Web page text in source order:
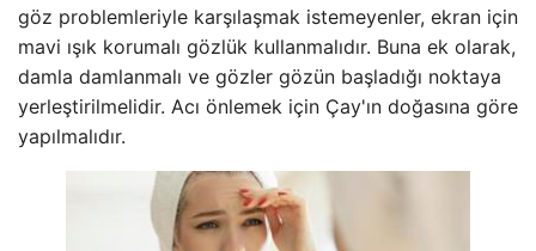
göz problemleriyle karşılaşmak istemeyenler, ekran için
mavi ışık korumalı gözlük kullanmalıdır. Buna ek olarak,
damla damlanmalı ve gözler gözün başladığı noktaya
yerleştirilmelidir. Acı önlemek için Çay'ın doğasına göre
yapılmalıdır.